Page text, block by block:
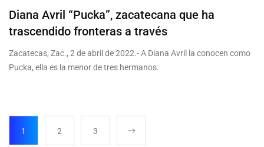
Diana Avril “Pucka”, zacatecana que ha
trascendido fronteras a través
Zacatecas, Zac., 2 de abril de 2022.- A Diana Avril la conocen como
Pucka, ella es la menor de tres hermanos.
1 2 3